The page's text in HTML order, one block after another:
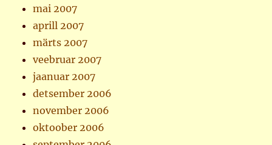
mai 2007
aprill 2007
märts 2007
veebruar 2007
jaanuar 2007
detsember 2006
november 2006
oktoober 2006